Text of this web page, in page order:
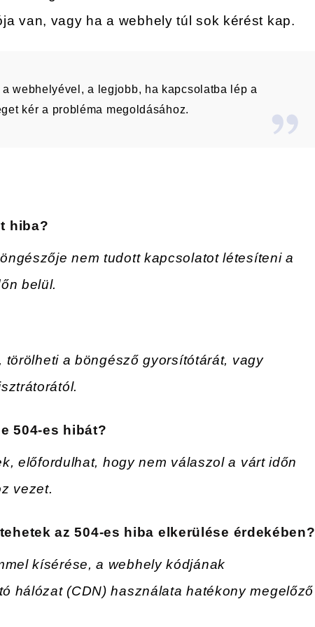
van, vagy ha a webhely túl sok kérést kap.
webhelyével, a legjobb, ha kapcsolatba lép a
kér a probléma megoldásához.
hiba?
nem tudott kapcsolatot létesíteni a
belül.
a böngésző gyorsítótárát, vagy
504-es hibát?
előfordulhat, hogy nem válaszol a várt időn
vezet.
az 504-es hiba elkerülése érdekében?
kísérése, a webhely kódjának
hálózat (CDN) használata hatékony megelőző